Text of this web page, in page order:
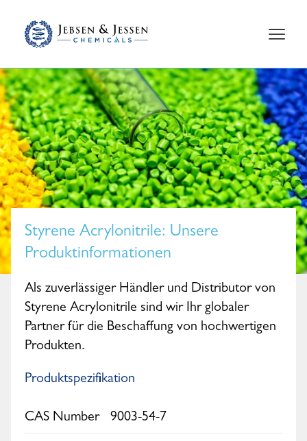
Styrene Acrylonitrile: Unsere
Produktinformationen
Als zuverlässiger Händler und Distributor von
Styrene Acrylonitrile sind wir Ihr globaler
Partner für die Beschaffung von hochwertigen
Produkten.
Produktspezifikation
CAS Number 9003-54-7